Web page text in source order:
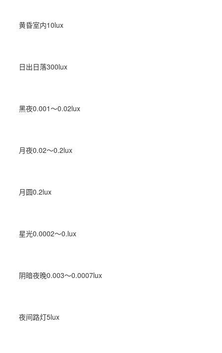
黄昏室内10lux
日出日落300lux
黑夜0.001～0.02lux
月夜0.02～0.2lux
月圆0.2lux
星光0.0002～0.lux
阴暗夜晚0.003～0.0007lux
夜间路灯5lux